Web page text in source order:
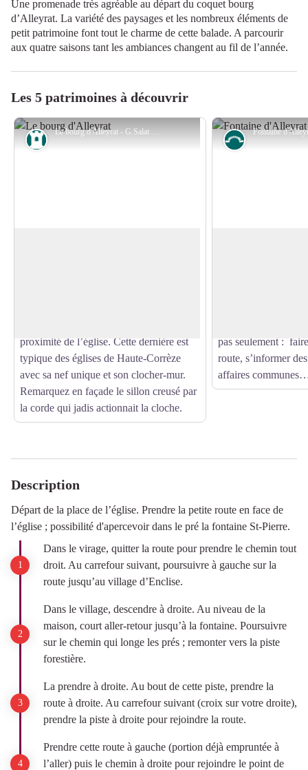
Une promenade très agréable au départ du coquet bourg
d’Alleyrat. La variété des paysages et les nombreux éléments de
petit patrimoine font tout le charme de cette balade. A parcourir
aux quatre saisons tant les ambiances changent au fil de l’année.
Les 5 patrimoines à découvrir
Le bourg d'Alleyrat - G.Salat - CC HCC
Patrimoine
proximité de l’église. Cette dernière est
typique des églises de Haute-Corrèze
avec sa nef unique et son clocher-mur.
Remarquez en façade le sillon creusé par
la corde qui jadis actionnait la cloche.
Petit
pas seulement :
route, s’informer
affaires
Description
Départ de la place de l’église. Prendre la petite route en face de
l’église ; possibilité d'apercevoir dans le pré la fontaine St-Pierre.
Dans le virage, quitter la route pour prendre le chemin tout
droit. Au carrefour suivant, poursuivre à gauche sur la
route jusqu’au village d’Enclise.
Dans le village, descendre à droite. Au niveau de la
maison, court aller-retour jusqu’à la fontaine. Poursuivre
sur le chemin qui longe les prés ; remonter vers la piste
forestière.
La prendre à droite. Au bout de cette piste, prendre la
route à droite. Au carrefour suivant (croix sur votre droite),
prendre la piste à droite pour rejoindre la route.
Prendre cette route à gauche (portion déjà empruntée à
l’aller) puis le chemin à droite pour rejoindre le point de